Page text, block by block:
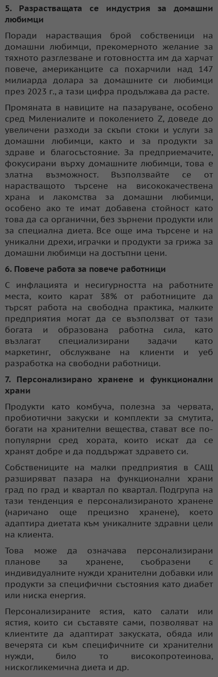
5. Разрастващата се индустрия за домашни
любимци
Поради нарастващия брой собственици на
домашни любимци, прекомерното желание за
тяхното разглезване и готовността им да харчат
повече, американците са похарчили над 147
милиарда долара за домашните си любимци
през 2023 г., а тази цифра продължава да расте.
Промяната в навиците на пазаруване, особено
сред Милениалите и поколението Z, доведе до
увеличени разходи за скъпи стоки и услуги за
домашни любимци, както и за продукти за
здраве и благосъстояние. За предприемачите,
фокусирани върху домашните любимци, това е
златна възможност. Възползвайте се от
нарастващото търсене на висококачествена
храна и лакомства за домашни любимци,
особено ако те имат добавена стойност като
това да са органични, без зърнени продукти или
за специална диета. Все още има търсене и на
уникални дрехи, играчки и продукти за грижа за
домашни любимци на достъпни цени.
6. Повече работа за повече работници
С инфлацията и несигурността на работните
места, които карат 38% от работниците да
търсят работа на свободна практика, малките
предприятия могат да се възползват от тази
богата и образована работна сила, като
възлагат специализирани задачи като
маркетинг, обслужване на клиенти и уеб
разработка на свободни работници.
7. Персонализирано хранене и функционални
храни
Продукти като комбуча, полезна за червата,
пробиотични закуски и комплекти за смутита,
богати на хранителни вещества, стават все по-
популярни сред хората, които искат да се
хранят добре и да поддържат здравето си.
Собствениците на малки предприятия в САЩ
разширяват пазара на функционални храни
град по град и квартал по квартал. Подгрупа на
тази тенденция е персонализираното хранене
(наричано още прецизно хранене), което
адаптира диетата към уникалните здравни цели
на клиента.
Това може да означава персонализирани
планове за хранене, съобразени с
индивидуалните нужди хранителни добавки или
продукти за специфични състояния като диабет
или ниска енергия.
Персонализираните ястия, като салати или
ястия, които си съставяте сами, позволяват на
клиентите да адаптират закуската, обяда или
вечерята си към специфичните си хранителни
нужди, било то високопротеинова,
нискогликемична диета и др.